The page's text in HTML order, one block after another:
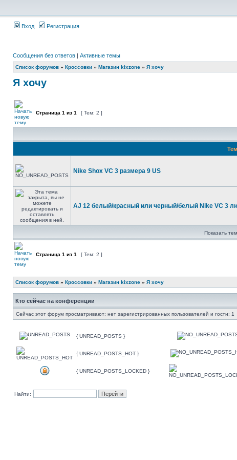
Вход Регистрация
Сообщения без ответов | Активные темы
Список форумов » Кроссовки » Магазин kixzone » Я хочу
Я хочу
Страница 1 из 1 [ Тем: 2 ]
Nike Shox VC 3 размера 9 US
AJ 12 белый/красный или черный/белый Nike VC 3
Показать
Страница 1 из 1 [ Тем: 2 ]
Список форумов » Кроссовки » Магазин kixzone » Я хочу
Кто сейчас на конференции
Сейчас этот форум просматривают: нет зарегистрированных пользователей и гости: 1
{ UNREAD_POSTS }
{ UNREAD_POSTS_HOT }
{ UNREAD_POSTS_LOCKED }
Найти: